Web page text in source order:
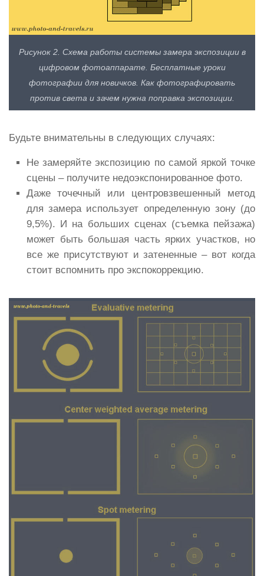
Рисунок 2. Схема работы системы замера экспозиции в
цифровом фотоаппарате. Бесплатные уроки
фотографии для новичков. Как фотографировать
против света и зачем нужна поправка экспозиции.
Будьте внимательны в следующих случаях:
Не замеряйте экспозицию по самой яркой точке
сцены – получите недоэкспонированное фото.
Даже точечный или центровзвешенный метод
для замера использует определенную зону (до
9,5%). И на больших сценах (съемка пейзажа)
может быть большая часть ярких участков, но
все же присутствуют и затененные – вот когда
стоит вспомнить про экспокоррекцию.